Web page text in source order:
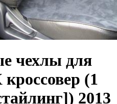
чехлы для
(1
2013